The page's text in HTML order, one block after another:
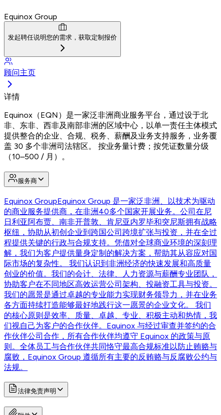
Equinox Group
发起聘任说明您的需求，获取定制报价
顾问主页
详情
Equinox（EQN）是一家泛非洲商业服务平台，通过设于北
非、东非、西非及南部非洲的区域中心，以单一责任主体模式
提供整合的企业、合规、税务、薪酬及业务支持服务，业务覆
盖 30 多个非洲司法辖区。 按业务量计费；按凭证数量分级
（10–500 / 月）。
服务商
Equinox GroupEquinox Group 是一家泛非洲、以技术为驱动
的商业服务提供商，在非洲40多个国家开展业务。公司在尼
日利亚阿布贾、南非开普敦、肯尼亚内罗毕和突尼斯拥有战略
枢纽，协助从初创企业到跨国公司跨境扩张与投资，并在全过
程提供关键的行政与合规支持。凭借对全球商业环境的深刻理
解，我们为客户提供量身定制的解决方案，帮助其从容应对国
际市场的复杂性。 我们认识到非洲经济的快速发展和高质量
创业的价值。我们的会计、法律、人力资源与薪酬专业团队，
协助客户在不同地区高效运营公司架构、投融资工具与投资。
我们的愿景是通过卓越的专业能力实现财务领导力，并在业务
各方面持续打造能够最好地践行这一愿景的企业文化。 我们
的核心原则是效率、质量、卓越、专业、积极主动和热情，我
们视自己为客户的合作伙伴。Equinox 与经过审查并签约的合
作伙伴公司合作，所有合作伙伴均遵守 Equinox 的政策与原
则。全体员工与合作伙伴共同恪守最高合规标准以防止贿赂与
腐败，Equinox Group 遵循所有主要的反贿赂与反腐败公约与
法规。
法律免责声明